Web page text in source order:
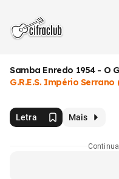
Samba Enredo 1954 - O
G.R.E.S. Império Serrano
Letra Mais